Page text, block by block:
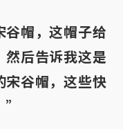
谷帽，这帽子给
然后告诉我这是
宋谷帽，这些快